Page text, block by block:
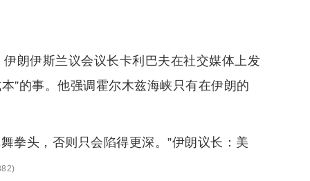
朗伊斯兰议会议长卡利巴夫在社交媒体上发
”的事。他强调霍尔木兹海峡只有在伊朗的
拳头，否则只会陷得更深。”伊朗议长：美
)